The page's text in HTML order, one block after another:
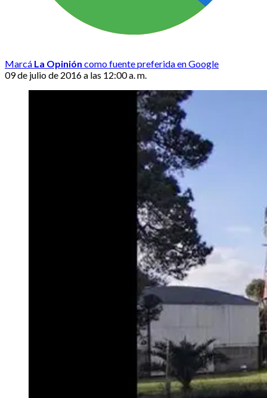
Marcá La Opinión como fuente preferida en Google
09 de julio de 2016 a las 12:00 a. m.